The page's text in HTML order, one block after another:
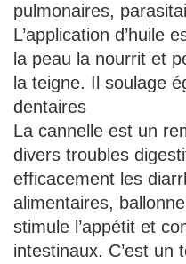
pulmonaires,
L’application d’huile
la peau la nourrit et
la teigne. Il soulage
dentaires
La cannelle est un
divers troubles
efficacement les
alimentaires,
stimule l’appétit et
intestinaux. C’est un